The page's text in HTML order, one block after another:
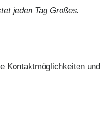
jeden Tag Großes.
Kontaktmöglichkeiten und